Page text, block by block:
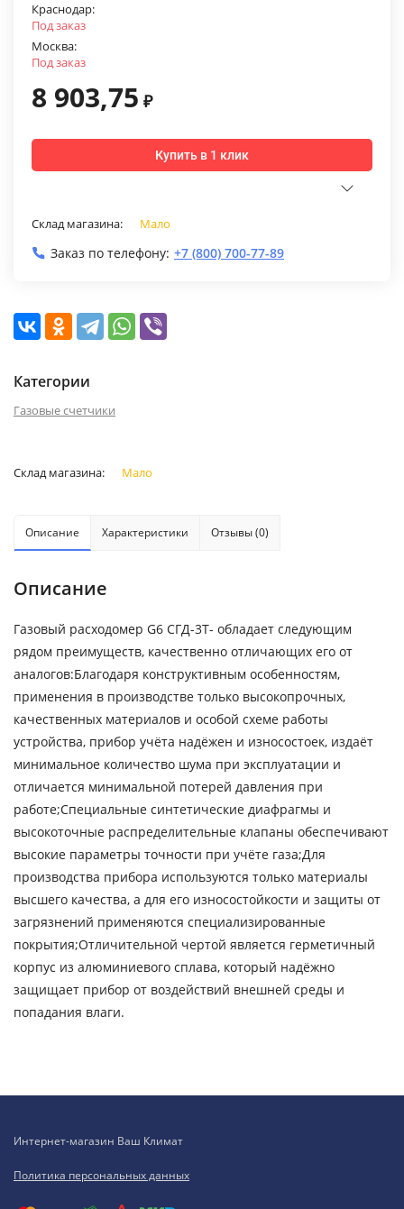
Краснодар:
Под заказ
Москва:
Под заказ
8 903,75 ₽
Купить в 1 клик
Склад магазина: Мало
Заказ по телефону: +7 (800) 700-77-89
Категории
Газовые счетчики
Склад магазина: Мало
Описание Характеристики Отзывы (0)
Описание
Газовый расходомер G6 СГД-3Т- обладает следующим
рядом преимуществ, качественно отличающих его от
аналогов:Благодаря конструктивным особенностям,
применения в производстве только высокопрочных,
качественных материалов и особой схеме работы
устройства, прибор учёта надёжен и износостоек, издаёт
минимальное количество шума при эксплуатации и
отличается минимальной потерей давления при
работе;Специальные синтетические диафрагмы и
высокоточные распределительные клапаны обеспечивают
высокие параметры точности при учёте газа;Для
производства прибора используются только материалы
высшего качества, а для его износостойкости и защиты от
загрязнений применяются специализированные
покрытия;Отличительной чертой является герметичный
корпус из алюминиевого сплава, который надёжно
защищает прибор от воздействий внешней среды и
попадания влаги.
Интернет-магазин Ваш Климат
Политика персональных данных